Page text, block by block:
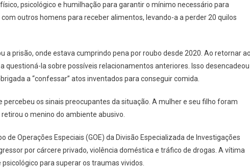
psicológico e humilhação para garantir o mínimo necessário para
outros homens para receber alimentos, levando-a a perder 20 quilos
a prisão, onde estava cumprindo pena por roubo desde 2020. Ao retornar
questioná-la sobre possíveis relacionamentos anteriores. Isso desencadeou
a “confessar” atos inventados para conseguir comida.
percebeu os sinais preocupantes da situação. A mulher e seu filho foram
o menino do ambiente abusivo.
de Operações Especiais (GOE) da Divisão Especializada de Investigações
por cárcere privado, violência doméstica e tráfico de drogas. A vítima
para superar os traumas vividos.